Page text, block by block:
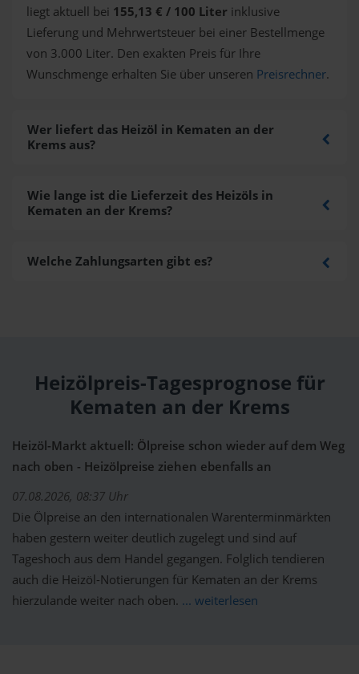
liegt aktuell bei 155,13 € / 100 Liter inklusive
Lieferung und Mehrwertsteuer bei einer Bestellmenge
von 3.000 Liter. Den exakten Preis für Ihre
Wunschmenge erhalten Sie über unseren Preisrechner.
Wer liefert das Heizöl in Kematen an der
Krems aus?
Wie lange ist die Lieferzeit des Heizöls in
Kematen an der Krems?
Welche Zahlungsarten gibt es?
Heizölpreis-Tagesprognose für
Kematen an der Krems
Heizöl-Markt aktuell: Ölpreise schon wieder auf dem Weg
nach oben - Heizölpreise ziehen ebenfalls an
07.08.2026, 08:37 Uhr
Die Ölpreise an den internationalen Warenterminmärkten
haben gestern weiter deutlich zugelegt und sind auf
Tageshoch aus dem Handel gegangen. Folglich tendieren
auch die Heizöl-Notierungen für Kematen an der Krems
hierzulande weiter nach oben. ... weiterlesen